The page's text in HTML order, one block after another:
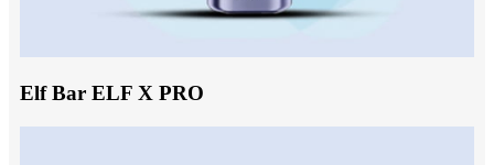
Elf Bar ELF X PRO